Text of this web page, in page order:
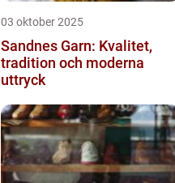
03 oktober 2025
Sandnes Garn: Kvalitet,
tradition och moderna
uttryck